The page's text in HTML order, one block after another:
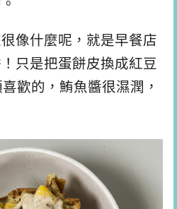
像什麼呢，就是早餐店
只是把蛋餅皮換成紅豆
歡的，鮪魚醬很濕潤，